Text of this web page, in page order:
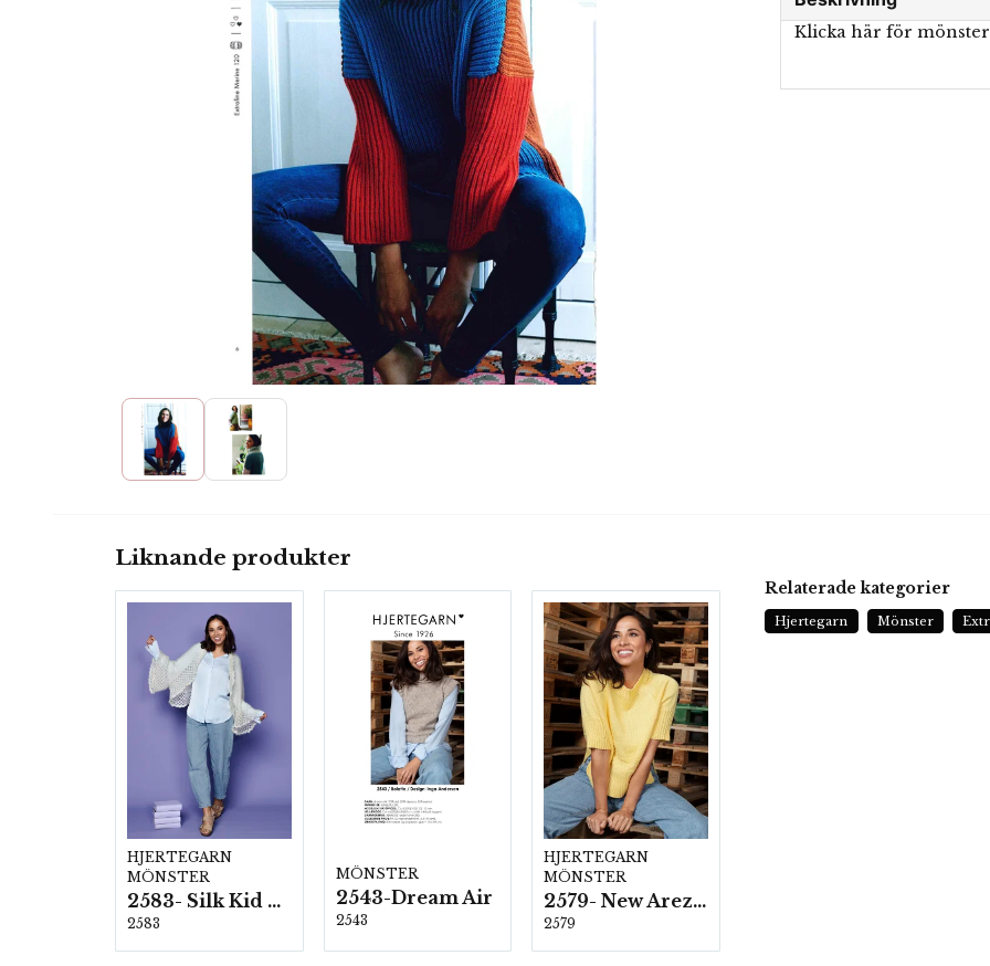
Klicka här för mönster
Liknande produkter
HJERTEGARN
MÖNSTER
2583- Silk Kid Mohair
2583
MÖNSTER
2543-Dream Air
2543
HJERTEGARN
MÖNSTER
2579- New Arezzo
2579
Relaterade kategorier
Hjertegarn Mönster